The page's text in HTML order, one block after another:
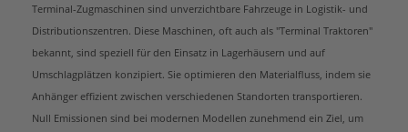
Terminal-Zugmaschinen sind unverzichtbare Fahrzeuge in Logistik- und
Distributionszentren. Diese Maschinen, oft auch als "Terminal Traktoren"
bekannt, sind speziell für den Einsatz in Lagerhäusern und auf
Umschlagplätzen konzipiert. Sie optimieren den Materialfluss, indem sie
Anhänger effizient zwischen verschiedenen Standorten transportieren.
Null Emissionen sind bei modernen Modellen zunehmend ein Ziel, um